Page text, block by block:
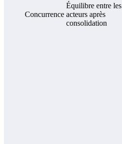
Concurrence
Équilibre entre les
acteurs après
consolidation